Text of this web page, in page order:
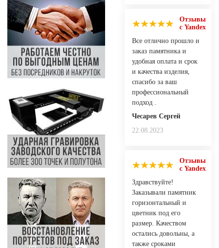
Отзывы
с Yandex
Все отлично прошло и
заказ памятника и
удобная оплата и срок
и качества изделия,
спасибо за ваш
профессиональный
подход .
Чесарев Сергей
22.08.2023
Отзывы
с Yandex
Здравствуйте!
Заказывали памятник
горизонтальный и
цветник под его
размер. Качеством
остались довольны, а
также сроками